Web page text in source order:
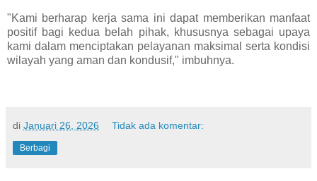
"Kami berharap kerja sama ini dapat memberikan manfaat
positif bagi kedua belah pihak, khususnya sebagai upaya
kami dalam menciptakan pelayanan maksimal serta kondisi
wilayah yang aman dan kondusif," imbuhnya.
di Januari 26, 2026 Tidak ada komentar:
Berbagi